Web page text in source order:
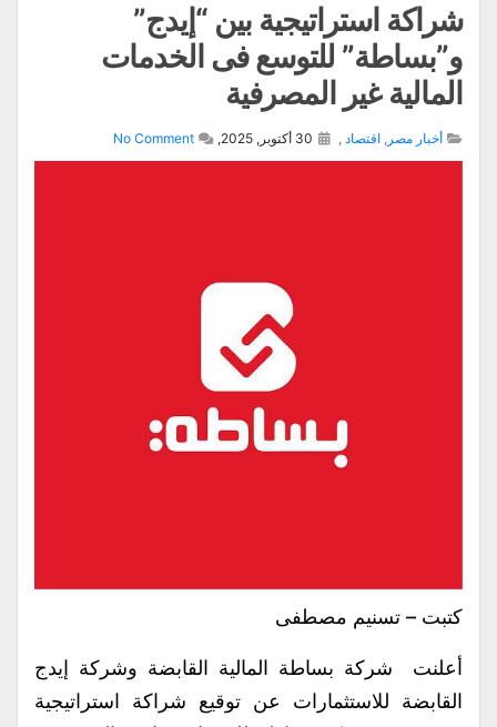
شراكة استراتيجية بين “إيدج”
و”بساطة” للتوسع فى الخدمات
المالية غير المصرفية
أخبار مصر , اقتصاد ,
No Comment
كتبت – تسنيم مصطفى
أعلنت شركة بساطة المالية القابضة وشركة إيدج
القابضة للاستثمارات عن توقيع شراكة استراتيجية